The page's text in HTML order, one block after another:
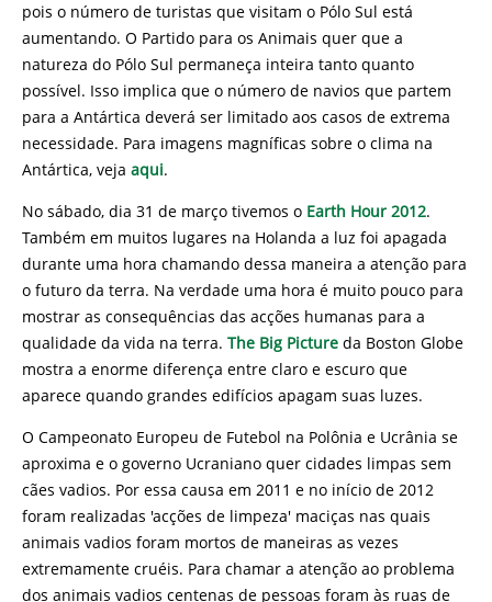
pois o número de turistas que visitam o Pólo Sul está
aumentando. O Partido para os Animais quer que a
natureza do Pólo Sul permaneça inteira tanto quanto
possível. Isso implica que o número de navios que partem
para a Antártica deverá ser limitado aos casos de extrema
necessidade. Para imagens magníficas sobre o clima na
Antártica, veja aqui.
No sábado, dia 31 de março tivemos o Earth Hour 2012.
Também em muitos lugares na Holanda a luz foi apagada
durante uma hora chamando dessa maneira a atenção para
o futuro da terra. Na verdade uma hora é muito pouco para
mostrar as consequências das acções humanas para a
qualidade da vida na terra. The Big Picture da Boston Globe
mostra a enorme diferença entre claro e escuro que
aparece quando grandes edifícios apagam suas luzes.
O Campeonato Europeu de Futebol na Polônia e Ucrânia se
aproxima e o governo Ucraniano quer cidades limpas sem
cães vadios. Por essa causa em 2011 e no início de 2012
foram realizadas 'acções de limpeza' maciças nas quais
animais vadios foram mortos de maneiras as vezes
extremamente cruéis. Para chamar a atenção ao problema
dos animais vadios centenas de pessoas foram às ruas de